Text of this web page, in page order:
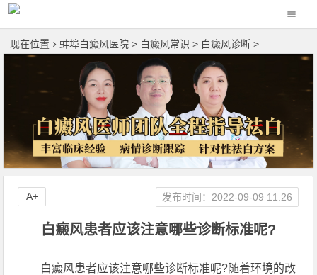
现在位置 蚌埠白癜风医院 > 白癜风常识 > 白癜风诊断 >
白癜风患者应该注意哪些诊断标准呢?
发布时间：2022-09-09 11:26
A+
白癜风患者应该注意哪些诊断标准呢?随着环境的改